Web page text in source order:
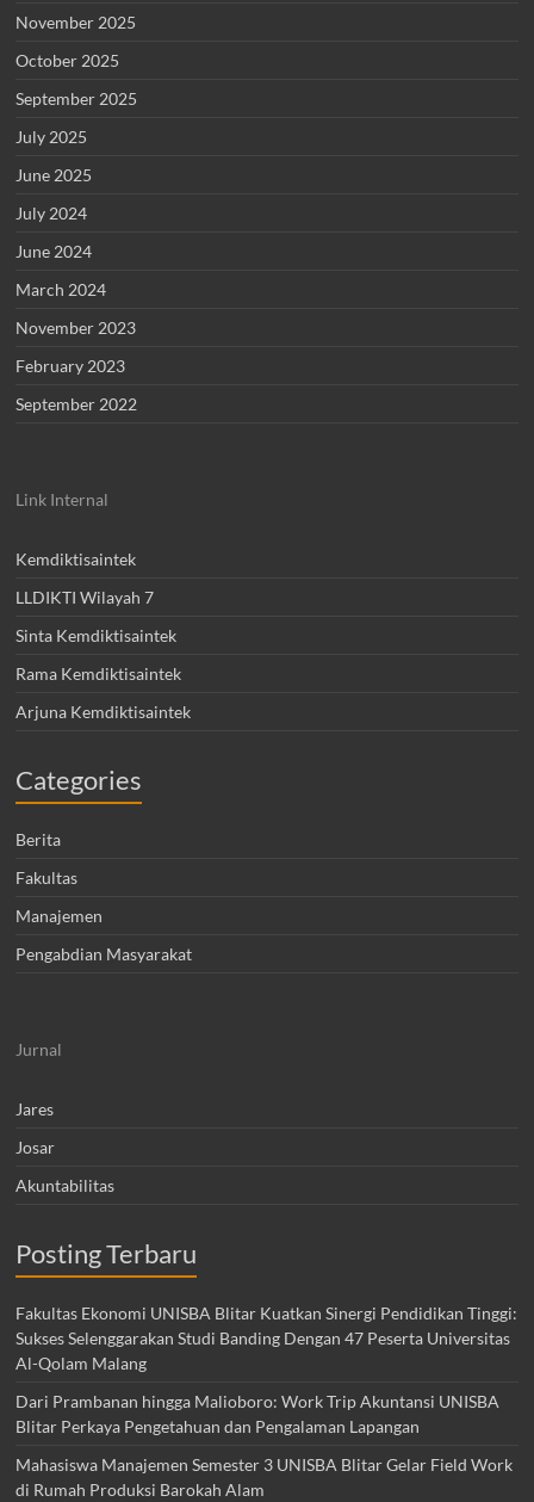
November 2025
October 2025
September 2025
July 2025
June 2025
July 2024
June 2024
March 2024
November 2023
February 2023
September 2022
Link Internal
Kemdiktisaintek
LLDIKTI Wilayah 7
Sinta Kemdiktisaintek
Rama Kemdiktisaintek
Arjuna Kemdiktisaintek
Categories
Berita
Fakultas
Manajemen
Pengabdian Masyarakat
Jurnal
Jares
Josar
Akuntabilitas
Posting Terbaru
Fakultas Ekonomi UNISBA Blitar Kuatkan Sinergi Pendidikan Tinggi:
Sukses Selenggarakan Studi Banding Dengan 47 Peserta Universitas
Al-Qolam Malang
Dari Prambanan hingga Malioboro: Work Trip Akuntansi UNISBA
Blitar Perkaya Pengetahuan dan Pengalaman Lapangan
Mahasiswa Manajemen Semester 3 UNISBA Blitar Gelar Field Work
di Rumah Produksi Barokah Alam